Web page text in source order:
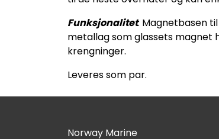
Funksjonalitet: Magnetbasen
metallag som glassets magnet
krengninger.
Leveres som par.
Norway Marine